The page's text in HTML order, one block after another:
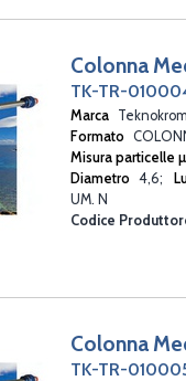
Colonna
TK-TR-
Marca
Formato
Misura particelle
Diametro 4,6
UM. N
Codice
Colonna
TK-TR-